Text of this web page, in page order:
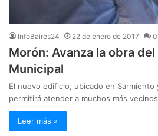
InfoBaires24 22 de enero de 2017 0
Morón: Avanza la obra
Municipal
El nuevo edificio, ubicado en
permitirá atender a muchos más
Leer más »